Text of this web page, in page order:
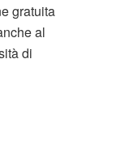
gratuita
al
di